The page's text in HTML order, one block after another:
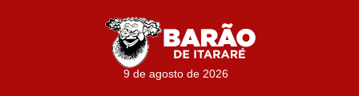
9 de agosto de 2026